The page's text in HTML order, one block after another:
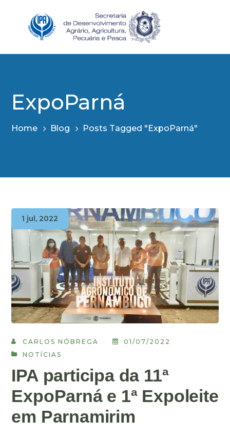
ExpoParná
Home Blog Posts Tagged "ExpoParná"
1 jul, 2022
CARLOS NÓBREGA
01/07/2022
NOTÍCIAS
IPA participa da 11ª
ExpoParná e 1ª Expoleite
em Parnamirim